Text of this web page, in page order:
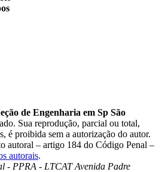
de Engenharia em Sp São
Sua reprodução, parcial ou total,
é proibida sem a autorização do autor.
autoral – artigo 184 do Código Penal –
autorais.
- PPRA - LTCATAvenida Padre